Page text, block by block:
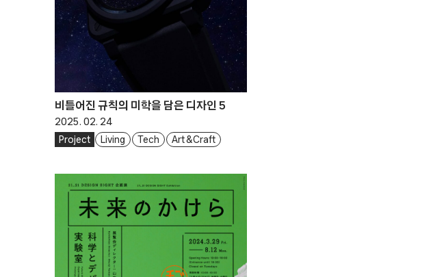
비틀어진 규칙의 미학을 담은 디자인 5
2025. 02. 24
Project Living Tech Art & Craft